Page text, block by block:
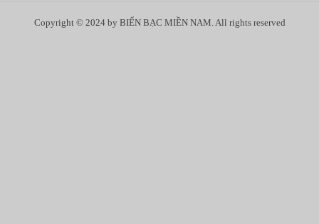
Copyright © 2024 by BIỂN BẠC MIỀN NAM. All rights reserved